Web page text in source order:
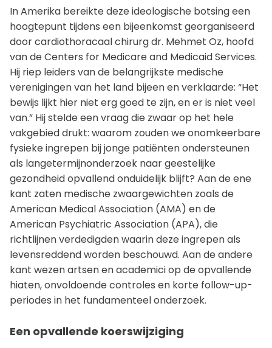
In Amerika bereikte deze ideologische botsing een
hoogtepunt tijdens een bijeenkomst georganiseerd
door cardiothoracaal chirurg dr. Mehmet Oz, hoofd
van de Centers for Medicare and Medicaid Services.
Hij riep leiders van de belangrijkste medische
verenigingen van het land bijeen en verklaarde: “Het
bewijs lijkt hier niet erg goed te zijn, en er is niet veel
van.” Hij stelde een vraag die zwaar op het hele
vakgebied drukt: waarom zouden we onomkeerbare
fysieke ingrepen bij jonge patiënten ondersteunen
als langetermijnonderzoek naar geestelijke
gezondheid opvallend onduidelijk blijft? Aan de ene
kant zaten medische zwaargewichten zoals de
American Medical Association (AMA) en de
American Psychiatric Association (APA), die
richtlijnen verdedigden waarin deze ingrepen als
levensreddend worden beschouwd. Aan de andere
kant wezen artsen en academici op de opvallende
hiaten, onvoldoende controles en korte follow-up-
periodes in het fundamenteel onderzoek.
Een opvallende koerswijziging